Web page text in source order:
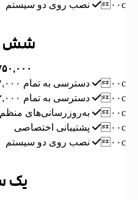
نصب روی دو سیستم
شش
۷۵۰,۰۰۰
دسترسی به تمام ۷,۰۰۰ آبجکت
دسترسی به تمام ۳,۰۰۰ متریال PBR
به‌روزرسانی‌های منظم
پشتیبانی اختصاصی
نصب روی دو سیستم
یک